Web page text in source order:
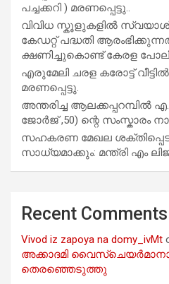
പച്ചക്കറി ) മരണപ്പെട്ടു..
വിവിധ സ്കൂളുകളില്‍
കേഡറ്റ് പദ്ധതി
ക്ഷണിച്ചുകൊണ്ട് കേരള
എരുമേലി ചരള കരോട്ട്
മരണപ്പെട്ടു.
അന്തരിച്ച ആ​ല​ക്ക​പ്പ​റമ്പിൽ​
ജോർജ് ,50) ന്റെ സംസ്കാരം
സഹകരണ മേഖല
സാധ്യമാക്കും: മന്ത്രി എം
Recent Comments
Vivod iz zapoya na domy_ivMt
അക്കാദമി
തെരഞ്ഞെടുത്തു